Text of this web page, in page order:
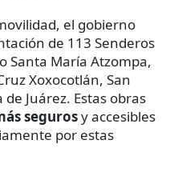
el gobierno
de 113 Senderos
Santa María Atzompa,
Xoxocotlán, San
Juárez. Estas obras
segurosy accesibles
por estas